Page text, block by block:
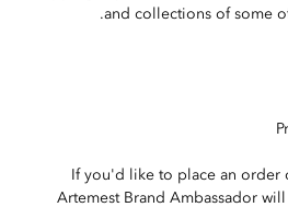
and collections of some
If you'd like to place an order
Artemest Brand Ambassador